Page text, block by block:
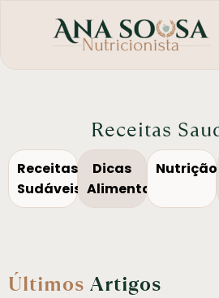
Receitas
Receitas
Sudáveis
Dicas
Alimentação
Nutrição
Últimos Artigos